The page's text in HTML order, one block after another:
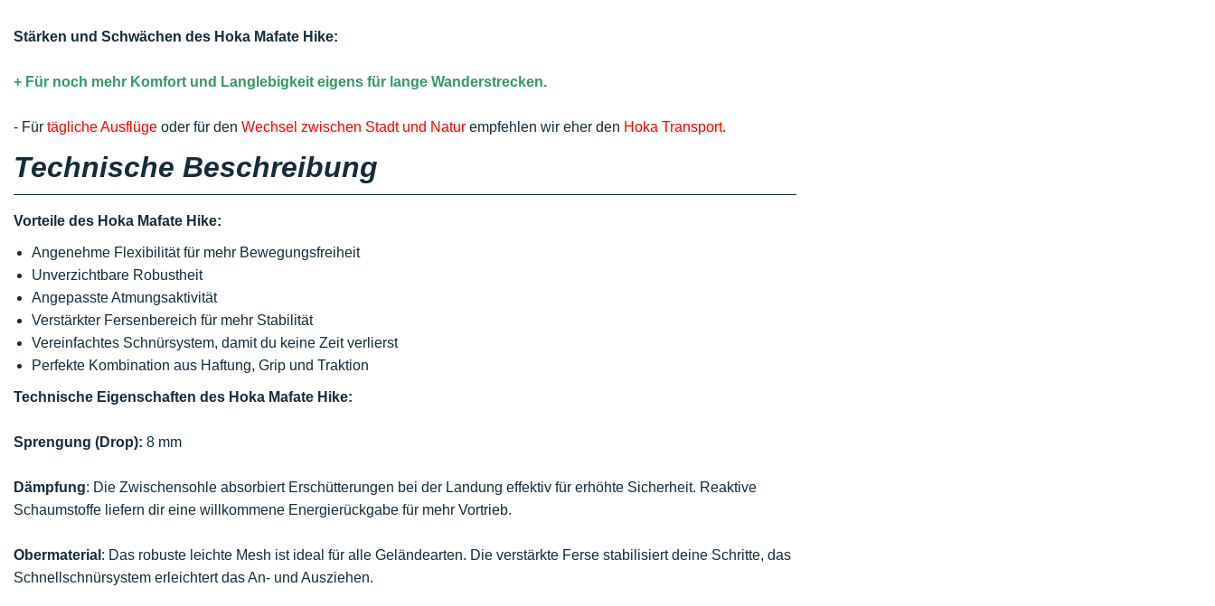
Stärken und Schwächen des Hoka Mafate Hike:
+ Für noch mehr Komfort und Langlebigkeit eigens für lange Wanderstrecken.
- Für tägliche Ausflüge oder für den Wechsel zwischen Stadt und Natur empfehlen wir eher den Hoka Transport.
Technische Beschreibung
Vorteile des Hoka Mafate Hike:
Angenehme Flexibilität für mehr Bewegungsfreiheit
Unverzichtbare Robustheit
Angepasste Atmungsaktivität
Verstärkter Fersenbereich für mehr Stabilität
Vereinfachtes Schnürsystem, damit du keine Zeit verlierst
Perfekte Kombination aus Haftung, Grip und Traktion
Technische Eigenschaften des Hoka Mafate Hike:
Sprengung (Drop): 8 mm
Dämpfung: Die Zwischensohle absorbiert Erschütterungen bei der Landung effektiv für erhöhte Sicherheit. Reaktive
Schaumstoffe liefern dir eine willkommene Energierückgabe für mehr Vortrieb.
Obermaterial : Das robuste leichte Mesh ist ideal für alle Geländearten. Die verstärkte Ferse stabilisiert deine Schritte, das
Schnellschnürsystem erleichtert das An- und Ausziehen.